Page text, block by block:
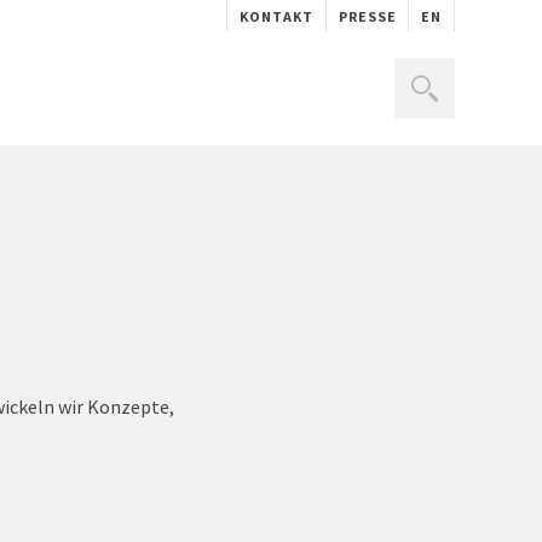
KONTAKT PRESSE EN
wir Konzepte,